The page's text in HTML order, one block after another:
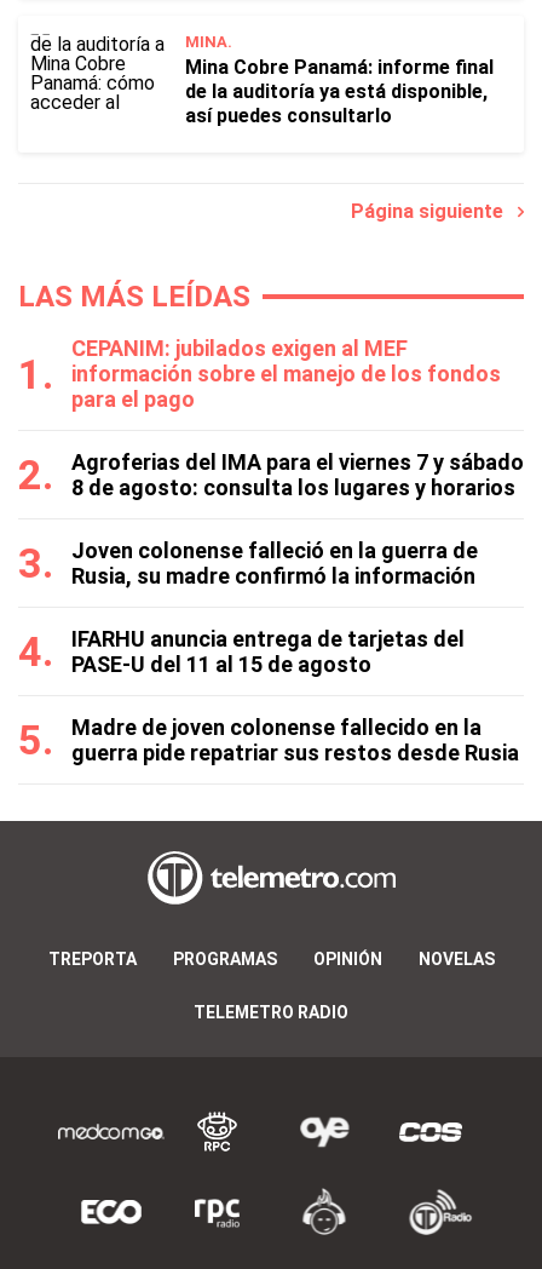
MINA.
Mina Cobre Panamá: informe final
de la auditoría ya está disponible,
así puedes consultarlo
Página siguiente
LAS MÁS LEÍDAS
CEPANIM: jubilados exigen al MEF
información sobre el manejo de los fondos
para el pago
Agroferias del IMA para el viernes 7 y sábado
8 de agosto: consulta los lugares y horarios
Joven colonense falleció en la guerra de
Rusia, su madre confirmó la información
IFARHU anuncia entrega de tarjetas del
PASE-U del 11 al 15 de agosto
Madre de joven colonense fallecido en la
guerra pide repatriar sus restos desde Rusia
TREPORTA PROGRAMAS OPINIÓN NOVELAS
TELEMETRO RADIO